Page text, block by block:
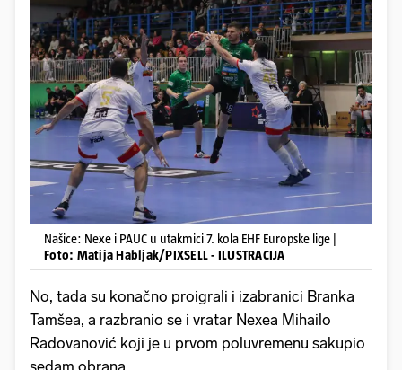
Našice: Nexe i PAUC u utakmici 7. kola EHF Europske lige |
Foto: Matija Habljak/PIXSELL - ILUSTRACIJA
No, tada su konačno proigrali i izabranici Branka
Tamšea, a razbranio se i vratar Nexea Mihailo
Radovanović koji je u prvom poluvremenu sakupio
sedam obrana.